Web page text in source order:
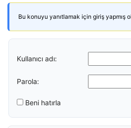
Bu konuyu yanıtlamak için giriş yapmış
Kullanıcı adı:
Parola:
Beni hatırla